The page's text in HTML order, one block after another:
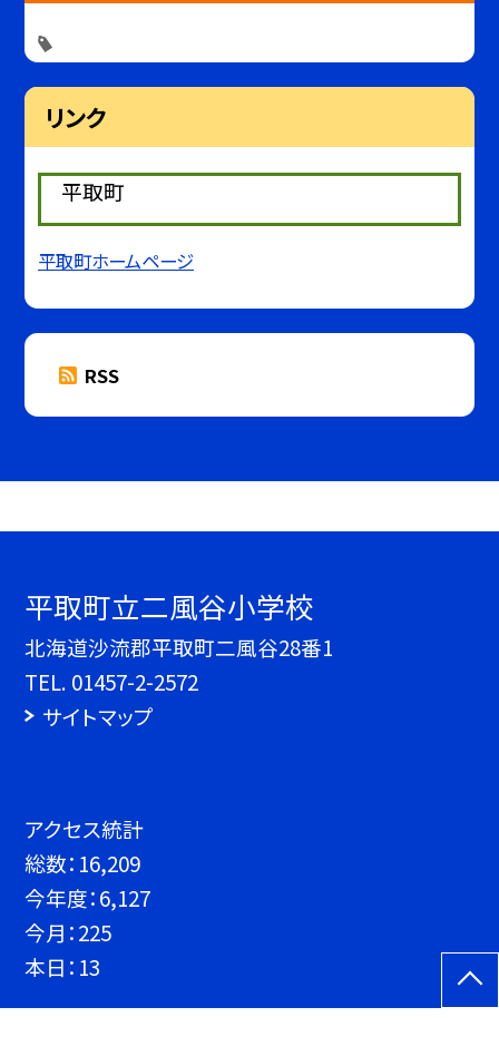
リンク
平取町
平取町ホームページ
RSS
平取町立二風谷小学校
北海道沙流郡平取町二風谷28番1
TEL. 01457-2-2572
サイトマップ
アクセス統計
総数： 16,209
今年度：6,127
今月：225
本日： 13